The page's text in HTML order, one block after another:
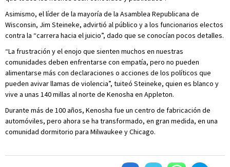
Asimismo, el líder de la mayoría de la Asamblea Republicana de
Wisconsin, Jim Steineke, advirtió al público y a los funcionarios electos
contra la “carrera hacia el juicio”, dado que se conocían pocos detalles.
“La frustración y el enojo que sienten muchos en nuestras
comunidades deben enfrentarse con empatía, pero no pueden
alimentarse más con declaraciones o acciones de los políticos que
pueden avivar llamas de violencia”, tuiteó Steineke, quien es blanco y
vive a unas 140 millas al norte de Kenosha en Appleton.
Durante más de 100 años, Kenosha fue un centro de fabricación de
automóviles, pero ahora se ha transformado, en gran medida, en una
comunidad dormitorio para Milwaukee y Chicago.